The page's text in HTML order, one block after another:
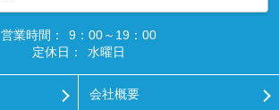
営業時間：
9：00～19：00
定休日：
水曜日
会社概要